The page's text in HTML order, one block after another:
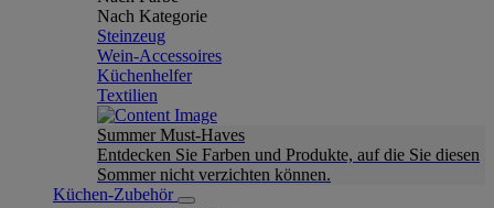
Nach Kategorie
Steinzeug
Wein-Accessoires
Küchenhelfer
Textilien
Summer Must-Haves
Entdecken Sie Farben und Produkte, auf die Sie diesen
Sommer nicht verzichten können.
Küchen-Zubehör